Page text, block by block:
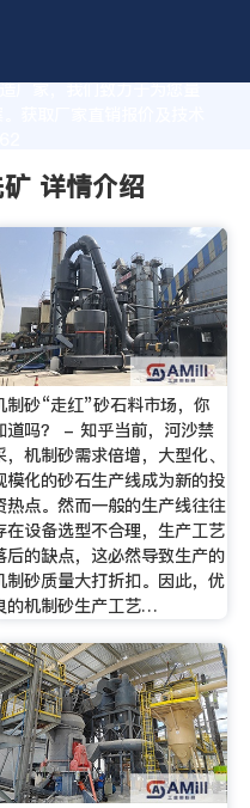
厂家，我们致力于为您量
获取厂家直销报价及技术
详情介绍
制砂“走红”砂石料市场，你
道吗？ - 知乎当前，河沙禁
，机制砂需求倍增，大型化、
模化的砂石生产线成为新的投
热点。然而一般的生产线往往
在设备选型不合理，生产工艺
后的缺点，这必然导致生产的
制砂质量大打折扣。因此，优
的机制砂生产工艺…